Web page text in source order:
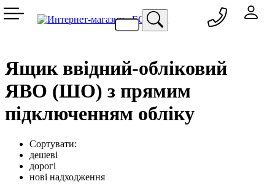
Ящик ввідний-обліковий
ЯВО (ШО) з прямим
підключенням обліку
Сортувати:
дешеві
дорогі
нові надходження